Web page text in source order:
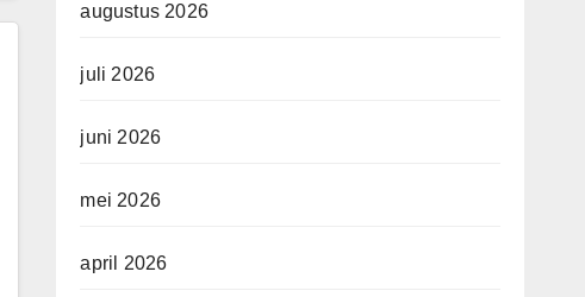
augustus 2026
juli 2026
juni 2026
mei 2026
april 2026